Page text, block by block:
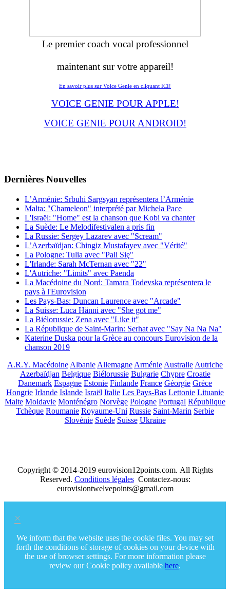
Le premier coach vocal professionnel
maintenant sur votre appareil!
En savoir plus sur Voice Genie en cliquant ICI!
VOICE GENIE POUR APPLE!
VOICE GENIE POUR ANDROID!
Dernières Νouvelles
L’Arménie: Srbuhi Sargsyan représentera l’Arménie
Malta: "Chameleon" interprété par Michela Pace
L'Israël: "Home" est la chanson que Kobi va chanter
La Suède: Le Melodifestivalen a pris fin
La Russie: Sergey Lazarev avec "Scream"
L’Azerbaïdjan: Chingiz Mustafayev avec "Vérité"
La Pologne: Tulia avec "Pali Się"
L'Irlande: Sarah McTernan avec "22"
L'Autriche: "Limits" avec Paenda
La Macédoine du Nord: Tamara Todevska représentera le
pays à l'Eurovision
Les Pays-Bas: Duncan Laurence avec "Arcade"
La Suisse: Luca Hänni avec "She got me"
La Biélorussie: Zena avec "Like it"
La République de Saint-Marin: Serhat avec "Say Na Na Na"
Katerine Duska pour la Grèce au concours Eurovision de la
chanson 2019
A.R.Y. Macédoine Albanie Allemagne Arménie Australie Autriche
Azerbaïdjan Belgique Biélorussie Bulgarie Chypre Croatie
Danemark Espagne Estonie Finlande France Géorgie Grèce
Hongrie Irlande Islande Israël Italie Les Pays-Bas Lettonie Lituanie
Malte Moldavie Monténégro Norvège Pologne Portugal République
Tchèque Roumanie Royaume-Uni Russie Saint-Marin Serbie
Slovénie Suède Suisse Ukraine
Copyright © 2014-2019 eurovision12points.com. All Rights
Reserved. Conditions légalesContactez-nous:
eurovisiontwelvepoints@gmail.com
×
We inform that the website uses the cookie files. You may set
forth the conditions of storage of cookies on your device with
the use of browser settings. For more information please
review our Cookie policy available here.